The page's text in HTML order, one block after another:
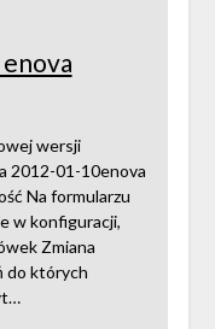
wersji
2012-01-10enova
Na formularzu
w konfiguracji,
Zmiana
do których